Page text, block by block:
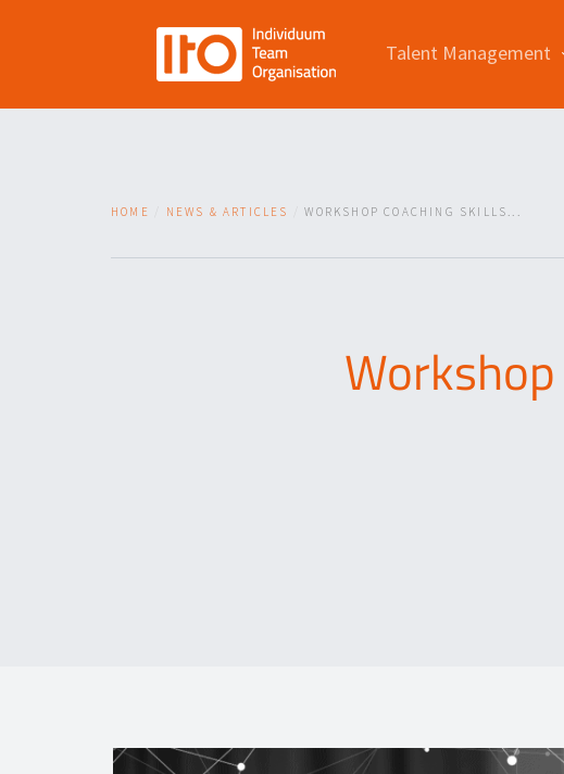
Talent Management
HOME NEWS & ARTICLES WORKSHOP COACHING SKILLS...